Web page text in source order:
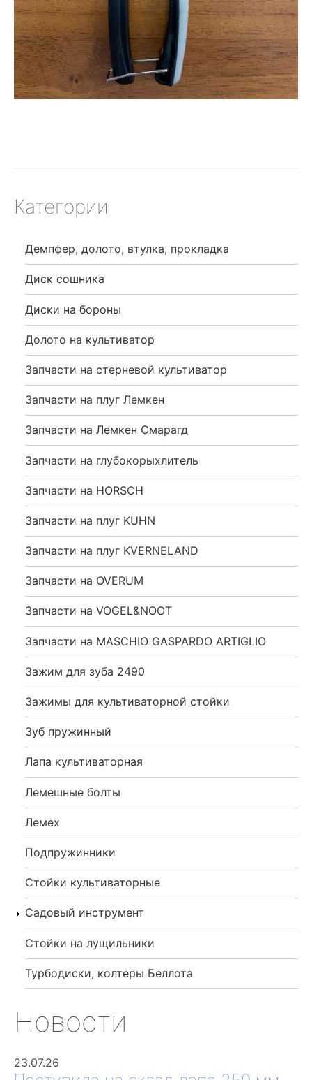
Категории
Демпфер, долото, втулка, прокладка
Диск сошника
Диски на бороны
Долото на культиватор
Запчасти на стерневой культиватор
Запчасти на плуг Лемкен
Запчасти на Лемкен Смарагд
Запчасти на глубокорыхлитель
Запчасти на HORSCH
Запчасти на плуг KUHN
Запчасти на плуг KVERNELAND
Запчасти на OVERUM
Запчасти на VOGEL&NOOT
Запчасти на MASCHIO GASPARDO ARTIGLIO
Зажим для зуба 2490
Зажимы для культиваторной стойки
Зуб пружинный
Лапа культиваторная
Лемешные болты
Лемех
Подпружинники
Стойки культиваторные
Садовый инструмент
Стойки на лущильники
Турбодиски, колтеры Беллота
Новости
23.07.26